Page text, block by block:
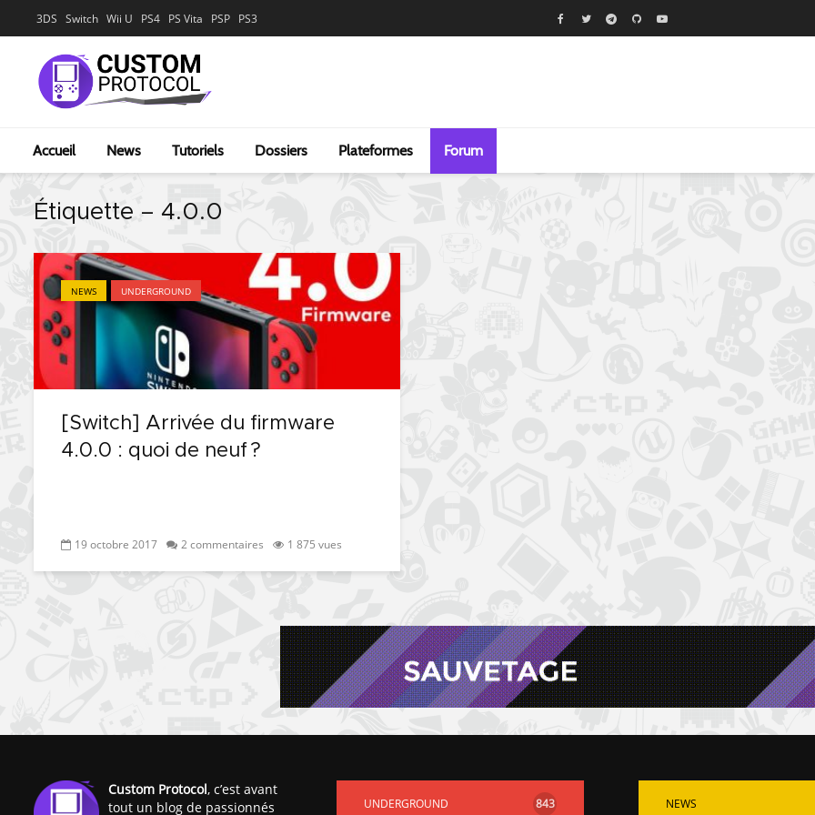
3DS Switch Wii U PS4 PS Vita PSP PS3
Accueil News Tutoriels Dossiers Plateformes Forum
Étiquette – 4.0.0
NEWS UNDERGROUND
[Switch] Arrivée du firmware
4.0.0 : quoi de neuf ?
19 octobre 2017 2 commentaires 1 875 vues
Custom Protocol, c’est avant
tout un blog de passionnés
UNDERGROUND 843 NEWS